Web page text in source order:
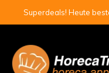
Superdeals! Heute